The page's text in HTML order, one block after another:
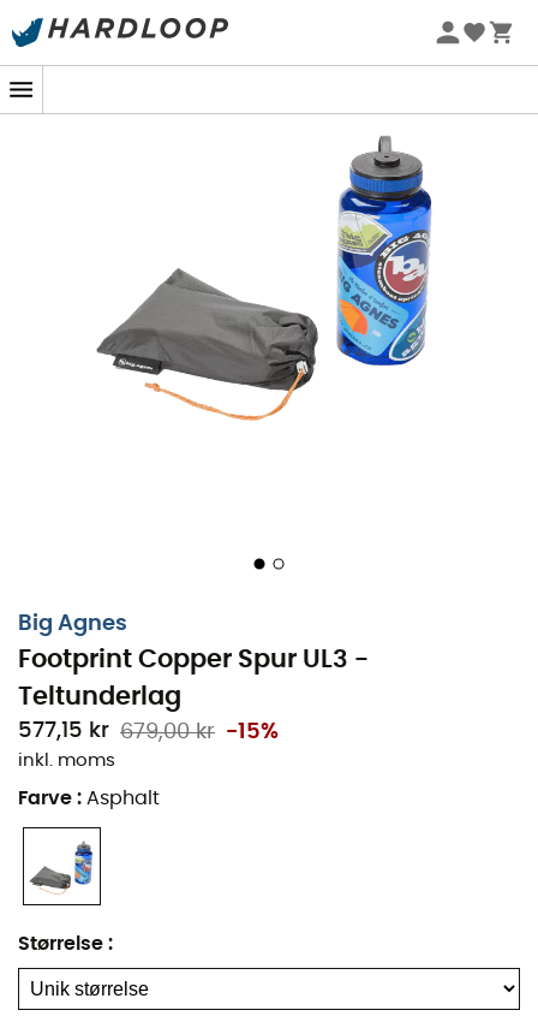
Big Agnes
Footprint Copper Spur UL3 -
Teltunderlag
577,15 kr 679,00 kr -15%
inkl. moms
Farve : Asphalt
Størrelse :
Under dine vandreture
sessioner, giv dinCopper Spur HV ULtelt ekstra